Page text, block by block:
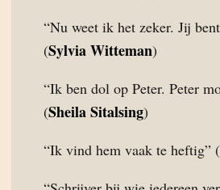
“Nu weet ik het zeker. Jij
(Sylvia Witteman)
“Ik ben dol op Peter. Peter
(Sheila Sitalsing)
“Ik vind hem vaak te heftig” (